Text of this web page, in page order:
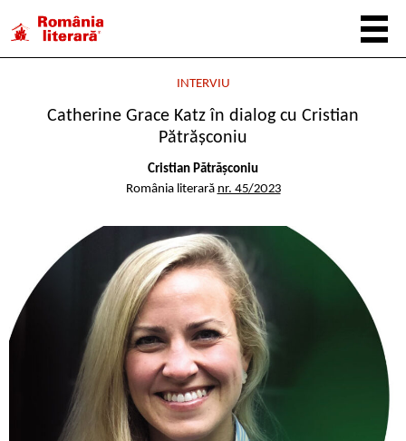
INTERVIU
Catherine Grace Katz în dialog cu Cristian
Pătrășconiu
Cristian Pătrășconiu
România literară nr. 45/2023